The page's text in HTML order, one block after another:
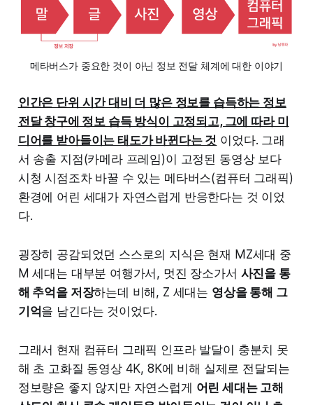
메타버스가 중요한 것이 아닌 정보 전달 체계에 대한 이야기
인간은 단위 시간 대비 더 많은 정보를 습득하는 정보
전달 창구에 정보 습득 방식이 고정되고, 그에 따라 미
디어를 받아들이는 태도가 바뀐다는 것 이었다. 그래
서 송출 지점(카메라 프레임)이 고정된 동영상 보다
시청 시점조차 바꿀 수 있는 메타버스(컴퓨터 그래픽)
환경에 어린 세대가 자연스럽게 반응한다는 것 이었
다.
굉장히 공감되었던 스스로의 지식은 현재 MZ세대 중
M 세대는 대부분 여행가서, 멋진 장소가서 사진을 통
해 추억을 저장하는데 비해, Z 세대는 영상을 통해 그
기억을 남긴다는 것이었다.
그래서 현재 컴퓨터 그래픽 인프라 발달이 충분치 못
해 초 고화질 동영상 4K, 8K에 비해 실제로 전달되는
정보량은 좋지 않지만 자연스럽게 어린 세대는 고해